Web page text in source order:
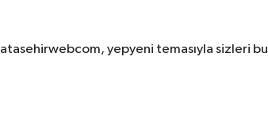
atasehirwebcom, yepyeni temasıyla sizleri